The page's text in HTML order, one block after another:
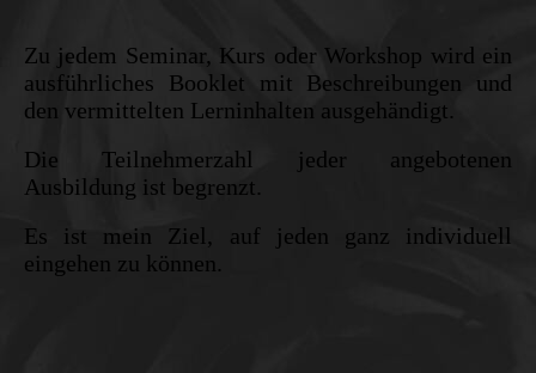
Zu jedem Seminar, Kurs oder Workshop wird ein
ausführliches Booklet mit Beschreibungen und
den vermittelten Lerninhalten ausgehändigt.
Die Teilnehmerzahl jeder angebotenen
Ausbildung ist begrenzt.
Es ist mein Ziel, auf jeden ganz individuell
eingehen zu können.